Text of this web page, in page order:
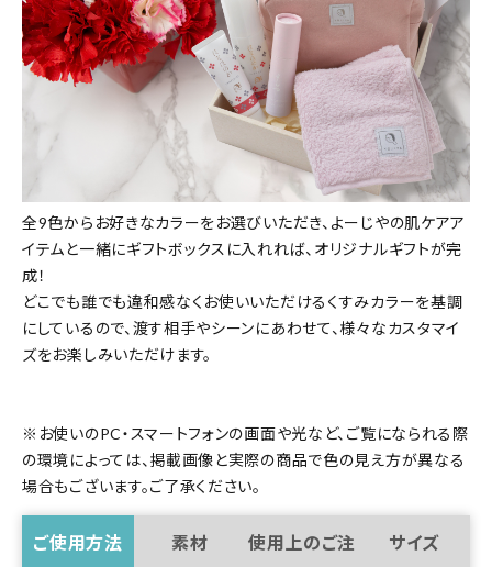
全9色からお好きなカラーをお選びいただき、よーじやの肌ケアア
イテムと一緒にギフトボックスに入れれば、オリジナルギフトが完
成！
どこでも誰でも違和感なくお使いいただけるくすみカラーを基調
にしているので、渡す相手やシーンにあわせて、様々なカスタマイ
ズをお楽しみいただけます。
※お使いのPC・スマートフォンの画面や光など、ご覧になられる際
の環境によっては、掲載画像と実際の商品で色の見え方が異なる
場合もございます。ご了承ください。
ご使用方法 素材 使用上のご注 サイズ